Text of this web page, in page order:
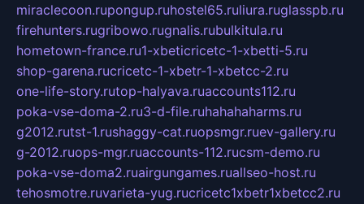
miraclecoon.rupongup.ruhostel65.ruliura.ruglasspb.ru
firehunters.rugribowo.rugnalis.rubulkitula.ru
hometown-france.ru1-xbeticricetc-1-xbetti-5.ru
shop-garena.rucricetc-1-xbetr-1-xbetcc-2.ru
one-life-story.rutop-halyava.ruaccounts112.ru
poka-vse-doma-2.ru3-d-file.ruhahahaharms.ru
g2012.rutst-1.rushaggy-cat.ruopsmgr.ruev-gallery.ru
g-2012.ruops-mgr.ruaccounts-112.rucsm-demo.ru
poka-vse-doma2.ruairgungames.ruallseo-host.ru
tehosmotre.ruvarieta-yug.rucricetc1xbetr1xbetcc2.ru